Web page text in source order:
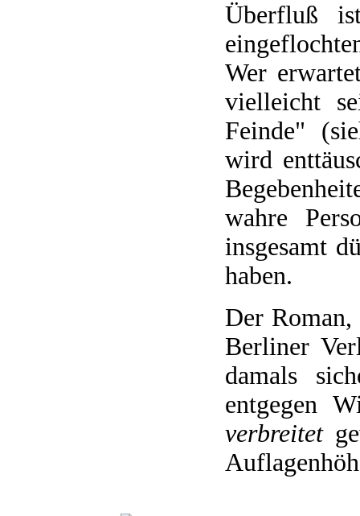
Überfluß
Wer
vielleicht
Feinde"
wird
wahre
insgesamt
haben.
Der
Berliner
damals
entgegen
verbreitet